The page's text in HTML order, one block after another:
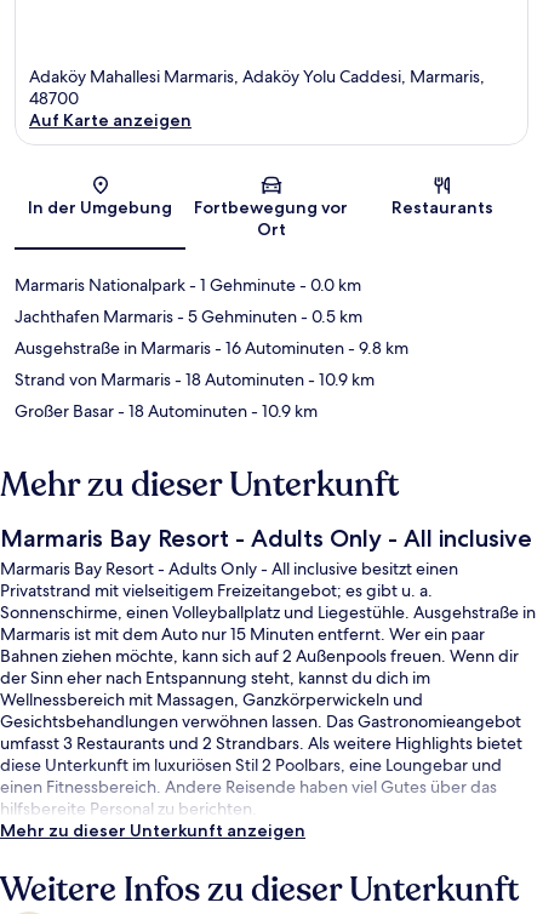
Adaköy Mahallesi Marmaris, Adaköy Yolu Caddesi, Marmaris,
48700
Auf Karte anzeigen
In der Umgebung
Fortbewegung vor
Ort
Restaurants
Marmaris Nationalpark- 1 Gehminute- 0.0 km
Jachthafen Marmaris- 5 Gehminuten- 0.5 km
Ausgehstraße in Marmaris- 16 Autominuten- 9.8 km
Strand von Marmaris- 18 Autominuten- 10.9 km
Großer Basar- 18 Autominuten- 10.9 km
Mehr zu dieser Unterkunft
Marmaris Bay Resort - Adults Only - All inclusive
Marmaris Bay Resort - Adults Only - All inclusive besitzt einen
Privatstrand mit vielseitigem Freizeitangebot; es gibt u. a.
Sonnenschirme, einen Volleyballplatz und Liegestühle. Ausgehstraße in
Marmaris ist mit dem Auto nur 15 Minuten entfernt. Wer ein paar
Bahnen ziehen möchte, kann sich auf 2 Außenpools freuen. Wenn dir
der Sinn eher nach Entspannung steht, kannst du dich im
Wellnessbereich mit Massagen, Ganzkörperwickeln und
Gesichtsbehandlungen verwöhnen lassen. Das Gastronomieangebot
umfasst 3 Restaurants und 2 Strandbars. Als weitere Highlights bietet
diese Unterkunft im luxuriösen Stil 2 Poolbars, eine Loungebar und
einen Fitnessbereich. Andere Reisende haben viel Gutes über das
hilfsbereite Personal zu berichten.
Mehr zu dieser Unterkunft anzeigen
Weitere Infos zu dieser Unterkunft